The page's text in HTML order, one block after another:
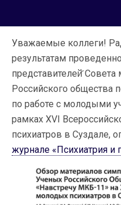
Уважаемые коллеги!
результатам
представителей̆
Российского общества
по работе с молодыми
рамках XVI
психиатров в Суздале,
журнале «Психиатрия и